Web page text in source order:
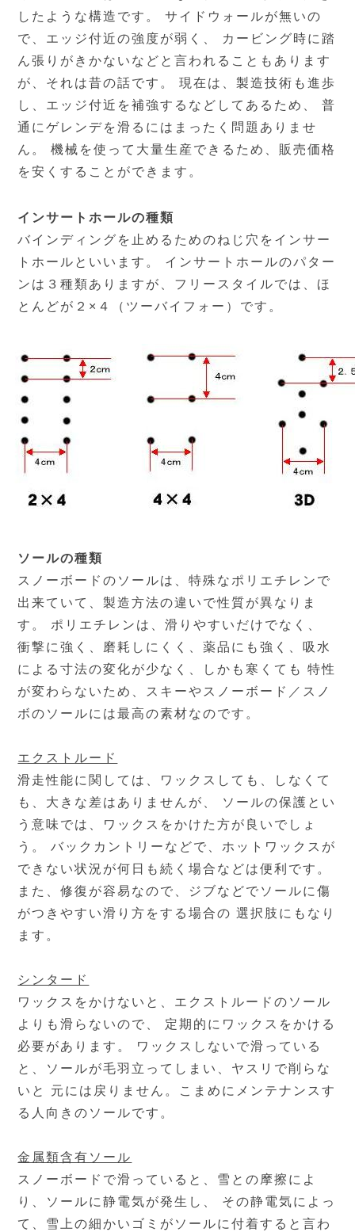
したような構造です。 サイドウォールが無いの
で、エッジ付近の強度が弱く、 カービング時に踏
ん張りがきかないなどと言われることもあります
が、それは昔の話です。 現在は、製造技術も進歩
し、エッジ付近を補強するなどしてあるため、 普
通にゲレンデを滑るにはまったく問題ありませ
ん。 機械を使って大量生産できるため、販売価格
を安くすることができます。
インサートホールの種類
バインディングを止めるためのねじ穴をインサー
トホールといいます。 インサートホールのパター
ンは３種類ありますが、フリースタイルでは、ほ
とんどが２×４（ツーバイフォー）です。
ソールの種類
スノーボードのソールは、特殊なポリエチレンで
出来ていて、製造方法の違いで性質が異なりま
す。 ポリエチレンは、滑りやすいだけでなく、
衝撃に強く、磨耗しにくく、薬品にも強く、吸水
による寸法の変化が少なく、しかも寒くても 特性
が変わらないため、スキーやスノーボード／スノ
ボのソールには最高の素材なのです。
エクストルード
滑走性能に関しては、ワックスしても、しなくて
も、大きな差はありませんが、 ソールの保護とい
う意味では、ワックスをかけた方が良いでしょ
う。 バックカントリーなどで、ホットワックスが
できない状況が何日も続く場合などは便利です。
また、修復が容易なので、ジブなどでソールに傷
がつきやすい滑り方をする場合の 選択肢にもなり
ます。
シンタード
ワックスをかけないと、エクストルードのソール
よりも滑らないので、 定期的にワックスをかける
必要があります。 ワックスしないで滑っている
と、ソールが毛羽立ってしまい、ヤスリで削らな
いと 元には戻りません。こまめにメンテナンスす
る人向きのソールです。
金属類含有ソール
スノーボードで滑っていると、雪との摩擦によ
り、ソールに静電気が発生し、 その静電気によっ
て、雪上の細かいゴミがソールに付着すると言わ